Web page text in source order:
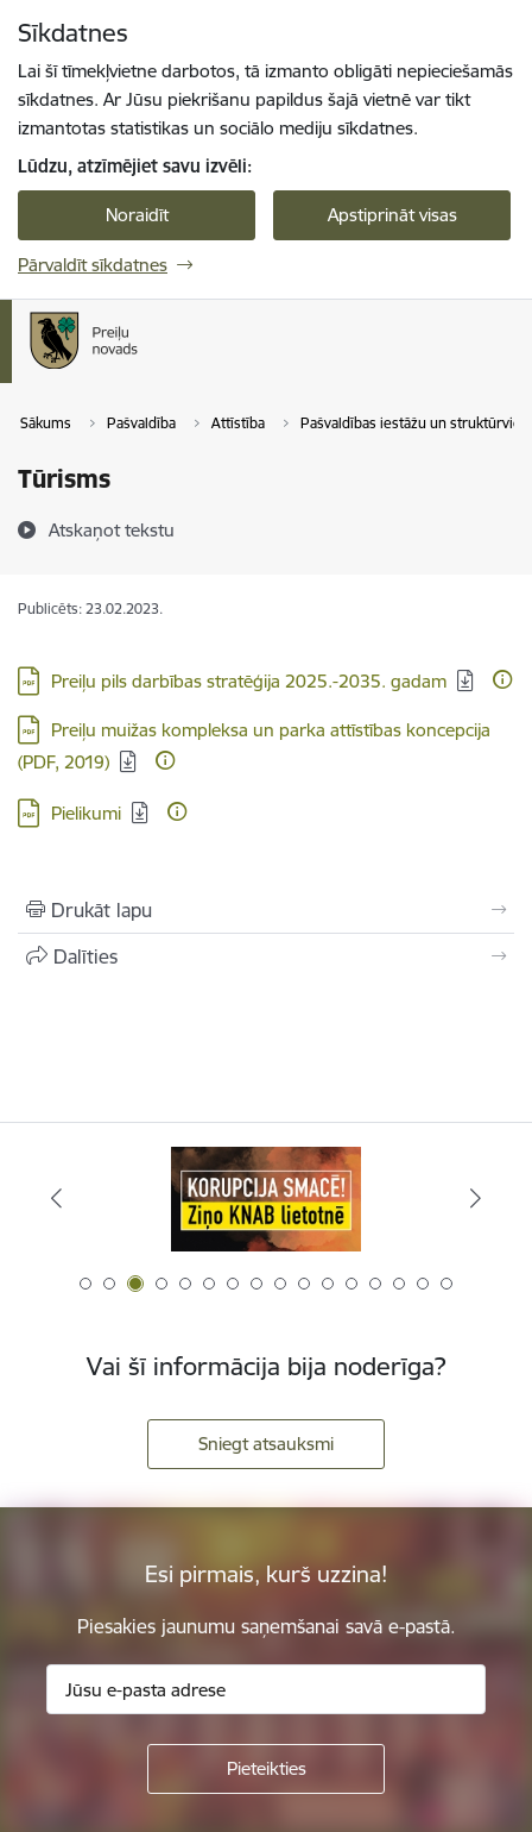
Sīkdatnes
Lai šī tīmekļvietne darbotos, tā izmanto obligāti nepieciešamās
sīkdatnes. Ar Jūsu piekrišanu papildus šajā vietnē var tikt
izmantotas statistikas un sociālo mediju sīkdatnes.
Lūdzu, atzīmējiet savu izvēli:
Noraidīt Apstiprināt visas
Pārvaldīt sīkdatnes
Sākums Pašvaldība Attīstība Pašvaldības iestāžu un
Tūrisms
Atskaņot tekstu
Publicēts: 23.02.2023.
Lejupielādēt:
Preiļu pils darbības stratēģija 2025.-2035. gadam
Lejupielādēt:
Preiļu muižas kompleksa un parka attīstības koncepcija
(PDF, 2019)
Lejupielādēt:
Pielikumi
Drukāt lapu
Dalīties
Vai šī informācija bija noderīga?
Sniegt atsauksmi
Esi pirmais, kurš uzzina!
Piesakies jaunumu saņemšanai savā e-pastā.